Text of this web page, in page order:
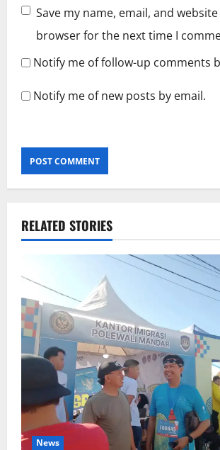
Save my name, email, and
browser for the next time I
Notify me of follow-up comments
Notify me of new posts by email.
RELATED STORIES
News